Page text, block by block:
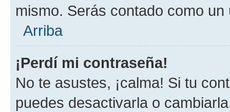
mismo. Serás contado como un
Arriba
¡Perdí mi contraseña!
No te asustes, ¡calma! Si tu
puedes desactivarla o